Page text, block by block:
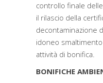
controllo finale
il rilascio della
decontaminazione
idoneo
attività di bonifica.
BONIFICHE